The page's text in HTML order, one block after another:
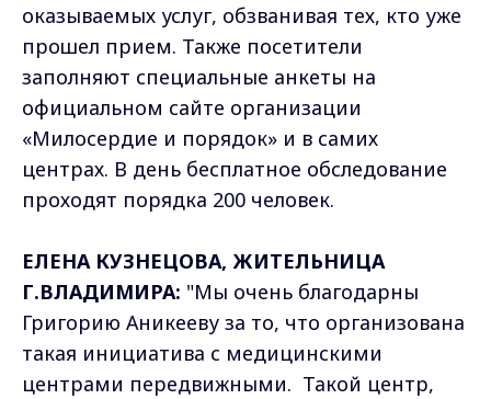
оказываемых услуг, обзванивая тех, кто уже
прошел прием. Также посетители
заполняют специальные анкеты на
официальном сайте организации
«Милосердие и порядок» и в самих
центрах. В день бесплатное обследование
проходят порядка 200 человек.
ЕЛЕНА КУЗНЕЦОВА, ЖИТЕЛЬНИЦА
Г.ВЛАДИМИРА: "Мы очень благодарны
Григорию Аникееву за то, что организована
такая инициатива с медицинскими
центрами передвижными. Такой центр,